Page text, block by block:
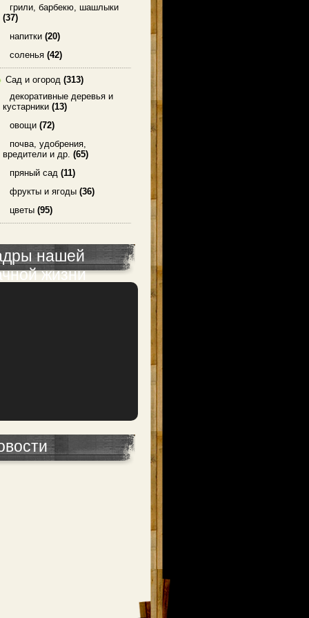
грили, барбекю, шашлыки
(37)
напитки (20)
соленья (42)
Сад и огород (313)
декоративные деревья и
кустарники (13)
овощи (72)
почва, удобрения,
вредители и др. (65)
пряный сад (11)
фрукты и ягоды (36)
цветы (95)
нашей
жизни